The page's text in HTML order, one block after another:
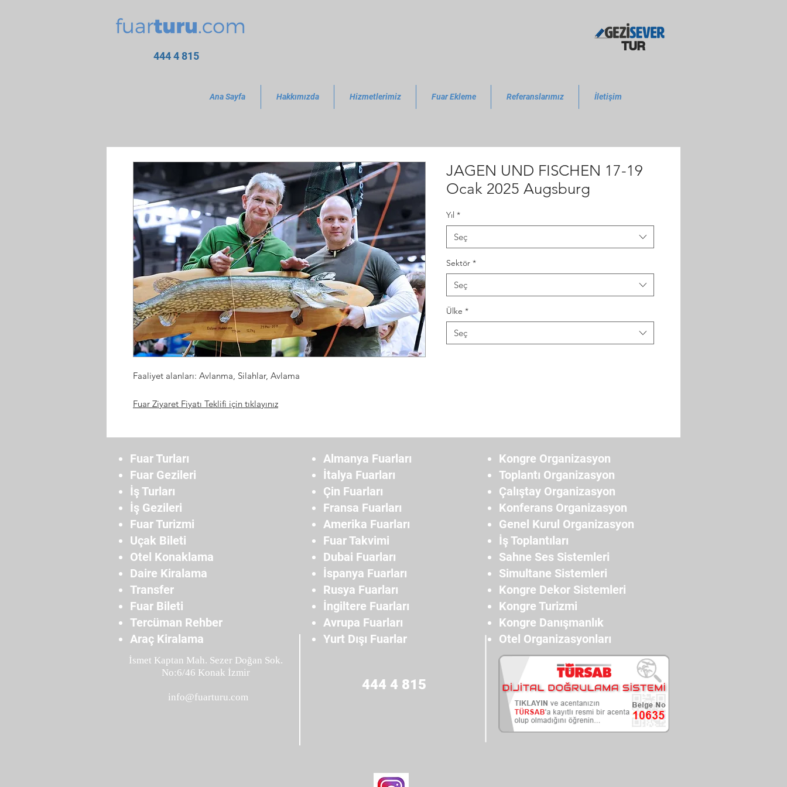
444 4 815
TUR
Ana Sayfa Hakkımızda Hizmetlerimiz Fuar Ekleme Referanslarımız İletişim
Faaliyet alanları: Avlanma, Silahlar, Avlama
Fuar Ziyaret Fiyatı Teklifi için tıklayınız
JAGEN UND FISCHEN 17-19
Ocak 2025 Augsburg
Yıl *
Seç
Sektör *
Seç
Ülke *
Seç
Fuar Turları
Fuar Gezileri
İş Turları
İş Gezileri
Fuar Turizmi
Uçak Bileti
Otel Konaklama
Daire Kiralama
Transfer
Fuar Bileti
Tercüman Rehber
Araç Kiralama
Almanya Fuarları
İtalya Fuarları
Çin Fuarları
Fransa Fuarları
Amerika Fuarları
Fuar Takvimi
Dubai Fuarları
İspanya Fuarları
Rusya Fuarları
İngiltere Fuarları
Avrupa Fuarları
Yurt Dışı Fuarlar
Kongre Organizasyon
Toplantı Organizasyon
Çalıştay Organizasyon
Konferans Organizasyon
Genel Kurul Organizasyon
İş Toplantıları
Sahne Ses Sistemleri
Simultane Sistemleri
Kongre Dekor Sistemleri
Kongre Turizmi
Kongre Danışmanlık
Otel Organizasyonları
İsmet Kaptan Mah. Sezer Doğan Sok.
No:6/46 Konak İzmir
info@fuarturu.com
444 4 815